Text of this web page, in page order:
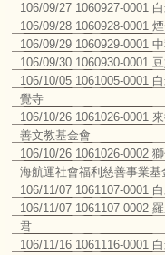
106/09/27 1060927-0001
106/09/28 1060928-0001
106/09/29 1060929-0001
106/09/30 1060930-0001
106/10/05 1061005-0001
覺寺
106/10/26 1061026-0001
善文教基金會
106/10/26 1061026-0002
海航運社會福利慈善事業基
106/11/07 1061107-0001
106/11/07 1061107-0002
君
106/11/16 1061116-0001